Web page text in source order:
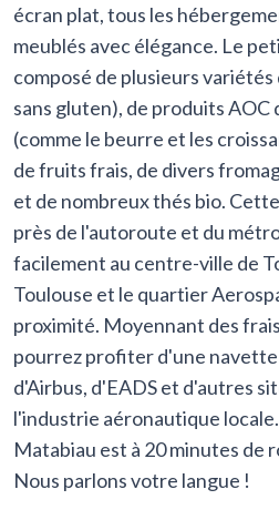
écran plat, tous les
meublés avec élégance. Le
composé de plusieurs
sans gluten), de produits
(comme le beurre et les
de fruits frais, de divers
et de nombreux thés bio.
près de l'autoroute et du
facilement au centre-ville de
Toulouse et le quartier
proximité. Moyennant des
pourrez profiter d'une
d'Airbus, d'EADS et d'autres
l'industrie aéronautique
Matabiau est à 20 minutes de
Nous parlons votre langue !